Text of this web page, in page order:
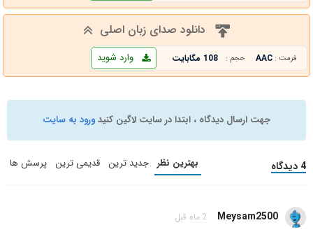
دانلود صدای زبان اصلی
فرمت : AAC حجم : 108 مگابایت وارد شوید
جهت ارسال دیدگاه ، ابتدا در سایت لاگین کنیدورود به سایت
4 دیدگاه بهترین نظر جدید ترین قدیمی ترین پرسش ها
Meysam2500 2 ماه قبل